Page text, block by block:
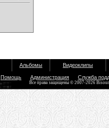
Альбомы Видеоклипы
Помощь Администрация Служба
Все права защищены © 2007-2026